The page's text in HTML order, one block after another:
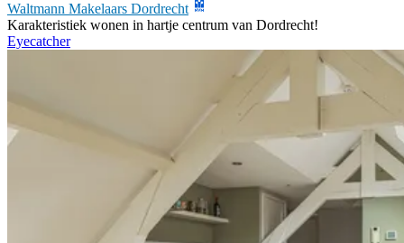
Waltmann Makelaars Dordrecht
Karakteristiek wonen in hartje centrum van Dordrecht!
Eyecatcher